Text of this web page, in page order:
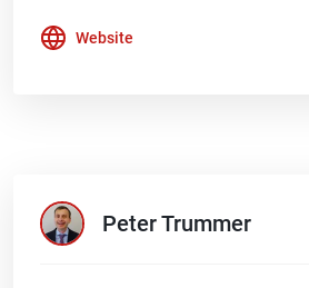
Website
PeterTrummer